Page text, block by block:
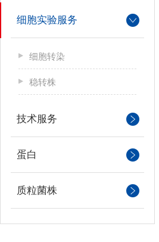
细胞实验服务
细胞转染
稳转株
技术服务
蛋白
质粒菌株